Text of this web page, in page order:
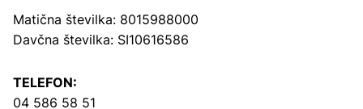
Matična številka: 8015988000
Davčna številka: SI10616586
TELEFON:
04 586 58 51